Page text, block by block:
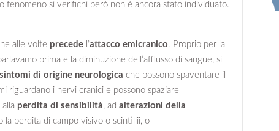
fenomeno si verifichi però non è ancora stato individuato.
alle volte precede l’attacco emicranico. Proprio per la
prima e la diminuzione dell’afflusso di sangue, si
sintomi di origine neurologica che possono spaventare il
riguardano i nervi cranici e possono spaziare
alla perdita di sensibilità, ad alterazioni della
la perdita di campo visivo o scintillii, o